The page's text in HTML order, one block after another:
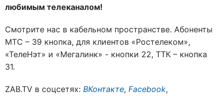
любимым телеканалом!
Смотрите нас в кабельном пространстве. Абоненты
МТС – 39 кнопка, для клиентов «Ростелеком»,
«ТелеНэт» и «Мегалинк» - кнопки 22, ТТК – кнопка
31.
ZAB.TV в соцсетях: ВКонтакте, Facebook,